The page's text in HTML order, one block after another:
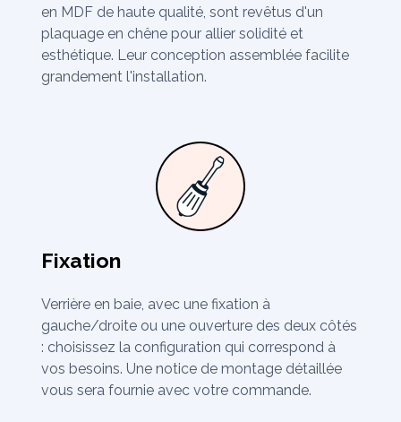
en MDF de haute qualité, sont revêtus d'un
plaquage en chêne pour allier solidité et
esthétique. Leur conception assemblée facilite
grandement l'installation.
Fixation
Verrière en baie, avec une fixation à
gauche/droite ou une ouverture des deux côtés
: choisissez la configuration qui correspond à
vos besoins. Une notice de montage détaillée
vous sera fournie avec votre commande.